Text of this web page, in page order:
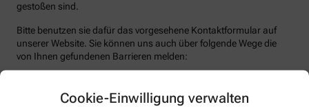
Cookie-Einwilligung verwalten
gestoßen sind.
Bitte benutzen sie dafür das vorgesehene Kontaktformular auf
unserer Website. Sie können uns auch über folgende Wege die
von Ihnen gefundenen Barrieren melden:
Telefon: +49-7571 13665